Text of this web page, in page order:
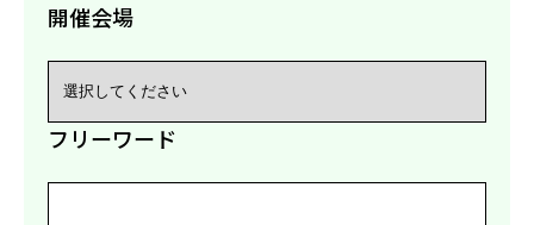
開催会場
フリーワード